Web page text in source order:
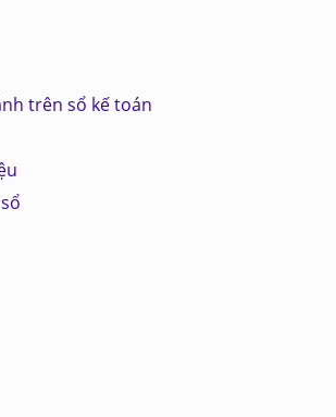
trên sổ kế toán